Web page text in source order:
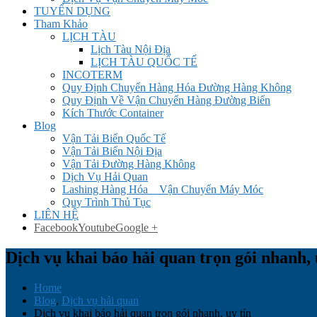
TUYỂN DỤNG
Tham Khảo
LỊCH TÀU
Lịch Tàu Nội Địa
LỊCH TÀU QUỐC TẾ
INCOTERM
Quy Định Chuyển Hàng Hóa Đường Hàng Không
Quy Định Về Vận Chuyển Hàng Đường Biển
Kích Thước Container
Blog
Vận Tải Biển Quốc Tế
Vận Tải Biển Nội Địa
Vận Tải Đường Hàng Không
Dịch Vụ Hải Quan
Lashing Hàng Hóa _ Vận Chuyển Máy Móc
Quy Trình Thủ Tục
LIÊN HỆ
FacebookYoutubeGoogle +
Dịch vụ khai báo hải quan trọn gói nhanh,
Home
Blog, Dịch vụ hải quan
Dịch vụ khai báo hải quan trọn gói nhanh, uy tín